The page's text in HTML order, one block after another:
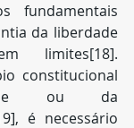
fundamentais
da liberdade
limites[18].
constitucional
ou da
é necessário